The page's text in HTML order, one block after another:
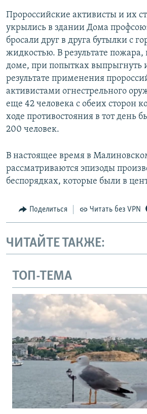
Пророссийские активисты и их
укрылись в здании Дома
бросали друг в друга бутылки с
жидкостью. В результате пожара,
доме, при попытках выпрыгнуть
результате применения
активистами огнестрельного
еще 42 человека с обеих сторон
ходе противостояния в тот день
200 человек.
В настоящее время в
рассматриваются эпизоды
беспорядках, которые были в
Поделиться Читать без VPN
ЧИТАЙТЕ ТАКЖЕ:
ТОП-ТЕМА